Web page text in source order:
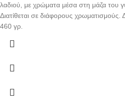
λαδιού, με χρώματα μέσα στη μάζα του
Διατίθεται σε διάφορους
460 γρ.